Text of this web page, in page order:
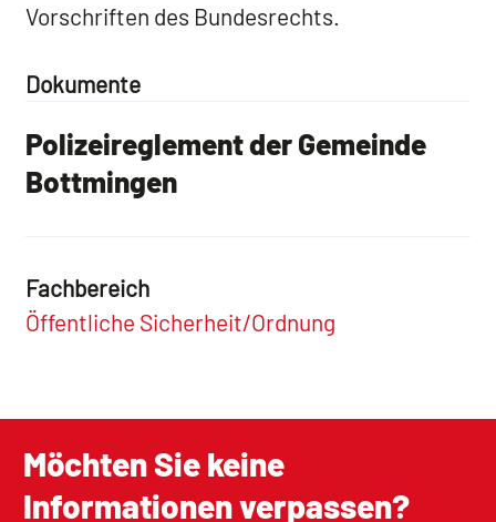
Vorschriften des Bundesrechts.
Dokumente
Polizeireglement der Gemeinde
Bottmingen
Fachbereich
Öffentliche Sicherheit/Ordnung
Möchten Sie keine
Informationen verpassen?